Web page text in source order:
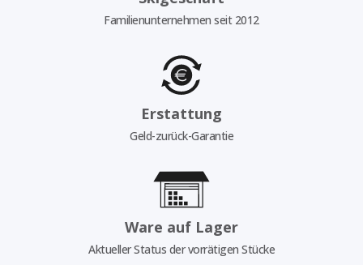
Familienunternehmen seit 2012
Erstattung
Geld-zurück-Garantie
Ware auf Lager
Aktueller Status der vorrätigen Stücke